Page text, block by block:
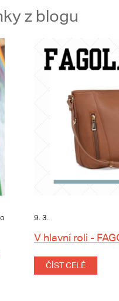
z blogu
9. 3.
V hlavní roli -
ČÍST CELÉ